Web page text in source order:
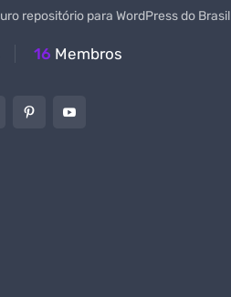
repositório para WordPress do Brasil
16 Membros